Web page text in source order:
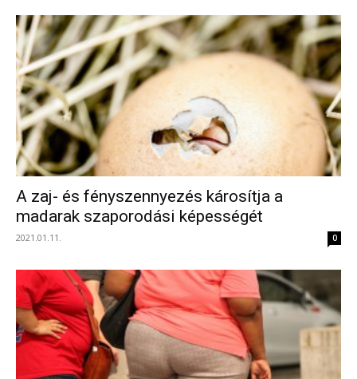
A zaj- és fényszennyezés károsítja a
madarak szaporodási képességét
2021.01.11. 0